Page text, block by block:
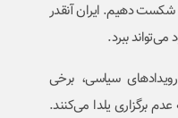
شکست دهیم. ایران آنقدر
می‌تواند ببرد.
سیاسی، برخی
برگزاری یلدا می‌کنند.